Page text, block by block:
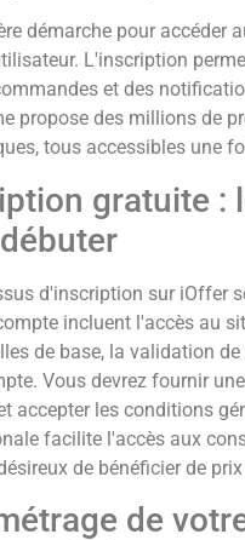
démarche pour accéder
L'inscription
et des
propose des millions de
tous accessibles une
gratuite :
d'inscription sur iOffer
incluent l'accès au
de base, la validation
Vous devrez fournir
accepter les conditions
facilite l'accès aux
de bénéficier de
de